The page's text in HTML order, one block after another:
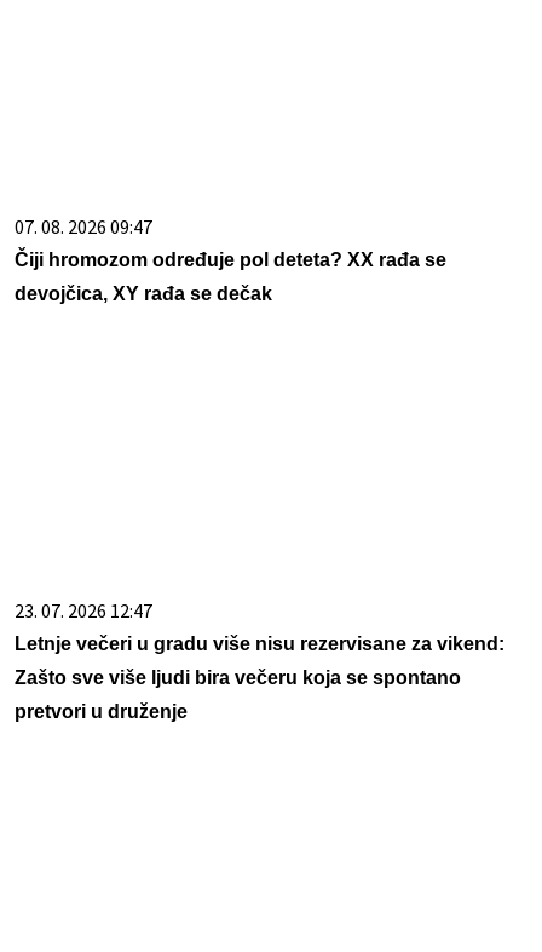
07. 08. 2026 09:47
Čiji hromozom određuje pol deteta? XX rađa se
devojčica, XY rađa se dečak
23. 07. 2026 12:47
Letnje večeri u gradu više nisu rezervisane za vikend:
Zašto sve više ljudi bira večeru koja se spontano
pretvori u druženje